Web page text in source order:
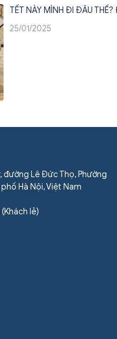
TẾT NÀY MÌNH ĐI ĐÂU THẾ?
25/01/2025
đường Lê Đức Thọ, Phường
Hà Nội, Việt Nam
lẻ)